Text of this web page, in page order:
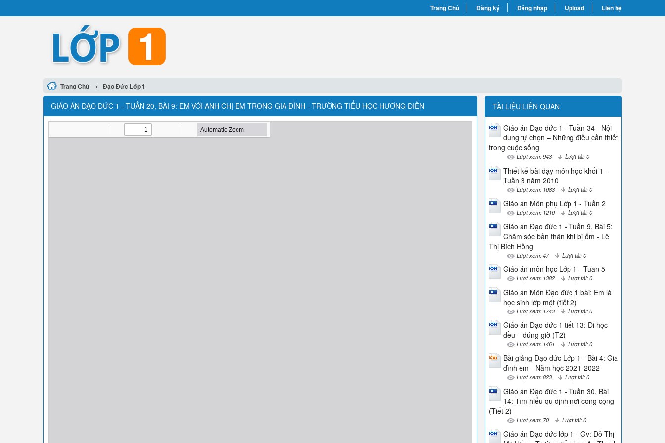
Trang Chủ Đăng ký Đăng nhập Upload Liên hệ
Trang Chủ › Đạo Đức Lớp 1
GIÁO ÁN ĐẠO ĐỨC 1 - TUẦN 20, BÀI 9: EM VỚI ANH CHỊ EM TRONG GIA ĐÌNH - TRƯỜNG TIỂU HỌC HƯƠNG ĐIỀN TÀI LIỆU LIÊN QUAN
Giáo án Đạo đức 1 - Tuần 34 - Nội
dung tự chọn – Những điều cần thiết
trong cuộc sống
Lượt xem: 943 Lượt tải: 0
Thiết kế bài dạy môn học khối 1 -
Tuần 3 năm 2010
Lượt xem: 1083 Lượt tải: 0
Giáo án Môn phụ Lớp 1 - Tuần 2
Lượt xem: 1210 Lượt tải: 0
Giáo án Đạo đức 1 - Tuần 9, Bài 5:
Chăm sóc bản thân khi bị ốm - Lê
Thị Bích Hồng
Lượt xem: 47 Lượt tải: 0
Giáo án môn học Lớp 1 - Tuần 5
Lượt xem: 1382 Lượt tải: 0
Giáo án Môn Đạo đức 1 bài: Em là
học sinh lớp một (tiết 2)
Lượt xem: 1743 Lượt tải: 0
Giáo án Đạo đức 1 tiết 13: Đi học
đều – đúng giờ (T2)
Lượt xem: 1461 Lượt tải: 0
Bài giảng Đạo đức Lớp 1 - Bài 4: Gia
đình em - Năm học 2021-2022
Lượt xem: 823 Lượt tải: 0
Giáo án Đạo đức 1 - Tuần 30, Bài
14: Tìm hiểu qu định nơi công cộng
(Tiết 2)
Lượt xem: 70 Lượt tải: 0
Giáo án Đạo đức lớp 1 - Gv: Đỗ Thị